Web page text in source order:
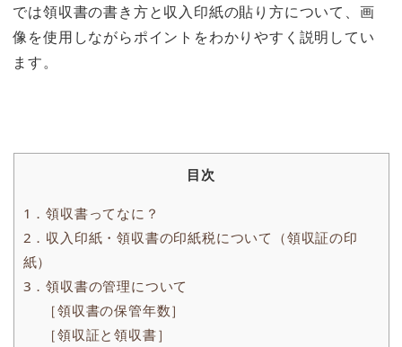
では領収書の書き方と収入印紙の貼り方について、画
像を使用しながらポイントをわかりやすく説明してい
ます。
目次
1．領収書ってなに？
2．収入印紙・領収書の印紙税について（領収証の印
紙）
3．領収書の管理について
［領収書の保管年数］
［領収証と領収書］